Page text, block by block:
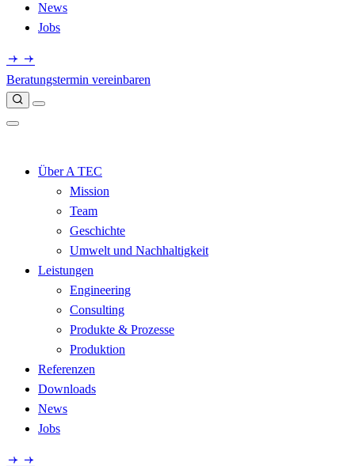
News
Jobs
Beratungstermin vereinbaren
Über A TEC
Mission
Team
Geschichte
Umwelt und Nachhaltigkeit
Leistungen
Engineering
Consulting
Produkte & Prozesse
Produktion
Referenzen
Downloads
News
Jobs